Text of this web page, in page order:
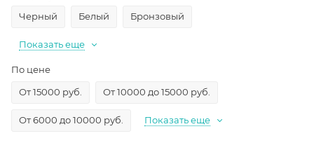
Черный
Белый Бронзовый
Показать еще
По цене
От 15000 руб.
От 10000 до 15000 руб.
От 6000 до 10000 руб. Показать еще